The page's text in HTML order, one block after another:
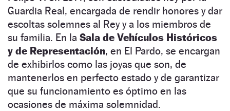
Guardia Real, encargada de rendir honores y dar
escoltas solemnes al Rey y a los miembros de
su familia. En la Sala de Vehículos Históricos
y de Representación, en El Pardo, se encargan
de exhibirlos como las joyas que son, de
mantenerlos en perfecto estado y de garantizar
que su funcionamiento es óptimo en las
ocasiones de máxima solemnidad.